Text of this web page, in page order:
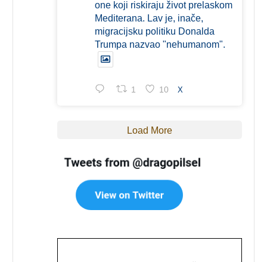
one koji riskiraju život prelaskom
Mediterana. Lav je, inače,
migracijsku politiku Donalda
Trumpa nazvao "nehumanom".
1 10 X
Load More